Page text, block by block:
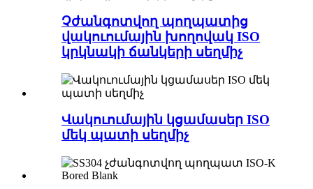
Չժանգոտվող պողպատից
վակուումային խողովակ ISO
կրկնակի ճանկերի սեղմիչ
Վակուումային կցամասեր ISO
մեկ պատի սեղմիչ